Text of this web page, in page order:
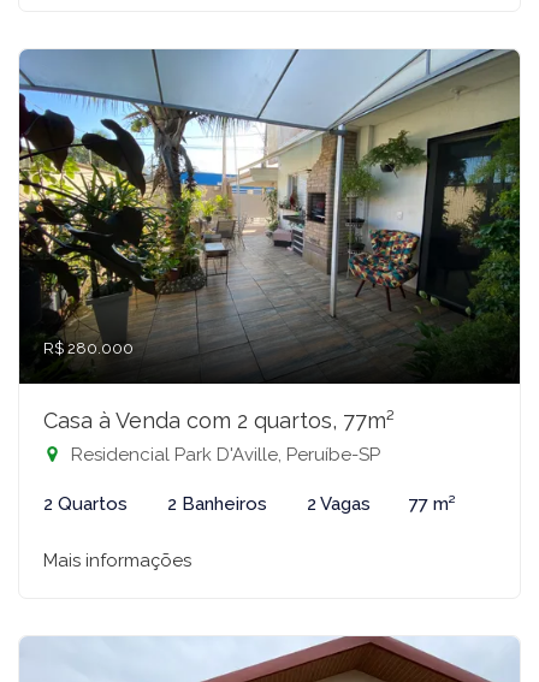
R$ 280.000
Casa à Venda com 2 quartos, 77m²
Residencial Park D'Aville, Peruíbe-SP
2 Quartos 2 Banheiros 2 Vagas 77 m²
Mais informações